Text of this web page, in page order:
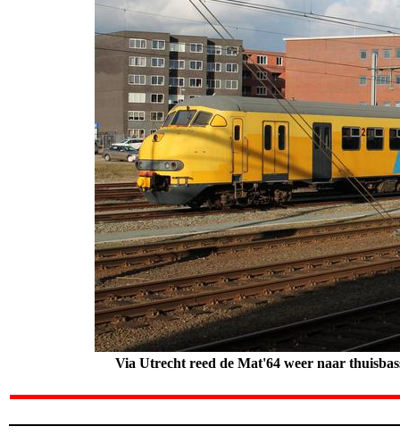
Via Utrecht reed de Mat'64 weer naar